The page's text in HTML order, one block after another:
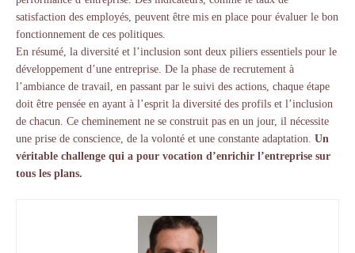
satisfaction des employés, peuvent être mis en place pour évaluer le bon
fonctionnement de ces politiques.
En résumé, la diversité et l’inclusion sont deux piliers essentiels pour le
développement d’une entreprise. De la phase de recrutement à
l’ambiance de travail, en passant par le suivi des actions, chaque étape
doit être pensée en ayant à l’esprit la diversité des profils et l’inclusion
de chacun. Ce cheminement ne se construit pas en un jour, il nécessite
une prise de conscience, de la volonté et une constante adaptation. Un
véritable challenge qui a pour vocation d’enrichir l’entreprise sur
tous les plans.